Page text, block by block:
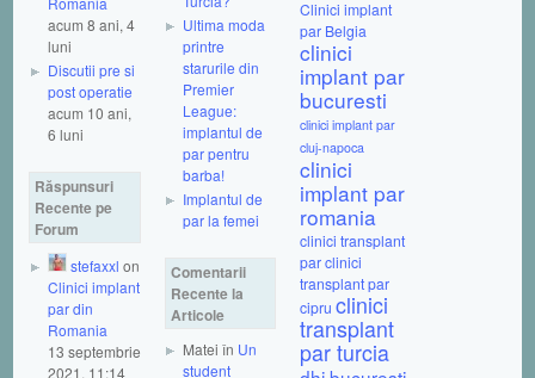
acum 8 ani, 4
luni
Discutii pre si
post operatie
acum 10 ani,
6 luni
Răspunsuri
Recente pe
Forum
stefaxxl on
Clinici implant
par din
Romania
13 septembrie
2021, 11:14
Ultima moda
printre
starurile din
Premier
League:
implantul de
par pentru
barba!
Implantul de
par la femei
Comentarii
Recente la
Articole
Matei în Un
student
Clinici implant
par Belgia
clinici
implant par
bucuresti
clinici implant par
cluj-napoca
clinici
implant par
romania
clinici transplant
parclinici
transplant par
cipru clinici
transplant
par turcia